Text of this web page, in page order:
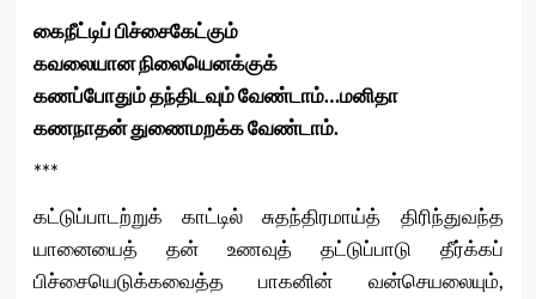
கைநீட்டிப்பிச்சைகேட்கும்
கவலையானநிலையெனக்குக்
கணப்போதும்தந்திடவும்வேண்டாம்…மனிதா
கணநாதன்துணைமறக்கவேண்டாம்.
***
கட்டுப்பாடற்றுக் காட்டில் சுதந்திரமாய்த் திரிந்துவந்த
யானையைத் தன் உணவுத் தட்டுப்பாடு தீர்க்கப்
பிச்சையெடுக்கவைத்த பாகனின் வன்செயலையும்,